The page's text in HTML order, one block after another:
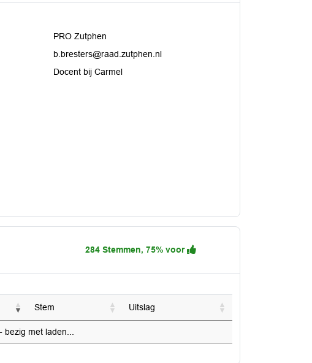
PRO Zutphen
b.bresters@raad.zutphen.nl
Docent bij Carmel
284 Stemmen, 75% voor
Stem Uitslag
bezig met laden...